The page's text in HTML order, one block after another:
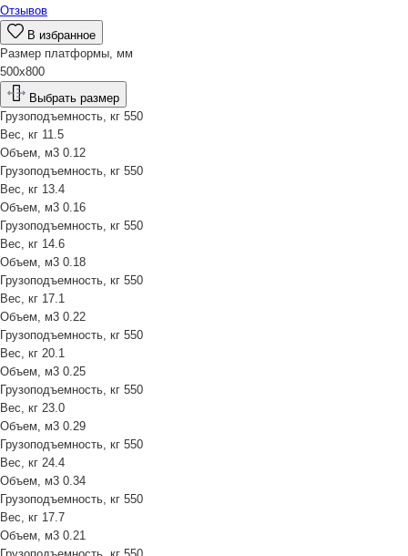
Отзывов
В избранное
Размер платформы, мм
500х800
Выбрать размер
Грузоподъемность, кг 550
Вес, кг 11.5
Объем, м3 0.12
Грузоподъемность, кг 550
Вес, кг 13.4
Объем, м3 0.16
Грузоподъемность, кг 550
Вес, кг 14.6
Объем, м3 0.18
Грузоподъемность, кг 550
Вес, кг 17.1
Объем, м3 0.22
Грузоподъемность, кг 550
Вес, кг 20.1
Объем, м3 0.25
Грузоподъемность, кг 550
Вес, кг 23.0
Объем, м3 0.29
Грузоподъемность, кг 550
Вес, кг 24.4
Объем, м3 0.34
Грузоподъемность, кг 550
Вес, кг 17.7
Объем, м3 0.21